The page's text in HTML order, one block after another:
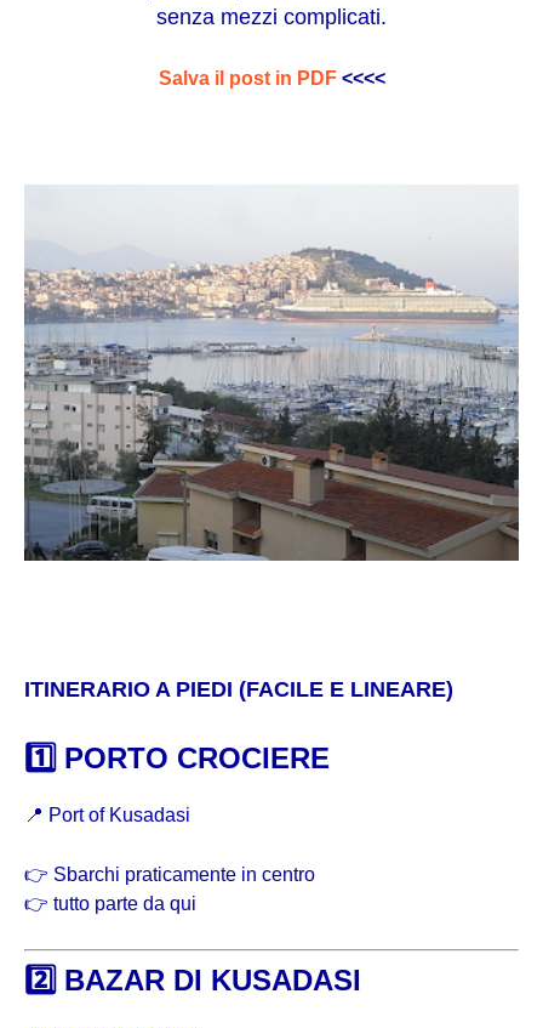
senza mezzi complicati.
Salva il post in PDF <<<<
ITINERARIO A PIEDI (FACILE E LINEARE)
1️⃣ PORTO CROCIERE
📍 Port of Kusadasi
👉 Sbarchi praticamente in centro
👉 tutto parte da qui
2️⃣ BAZAR DI KUSADASI